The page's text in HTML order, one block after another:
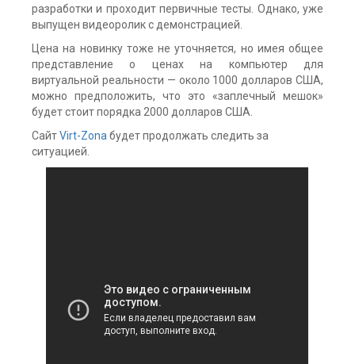
разработки и проходит первичные тесты. Однако, уже
выпущен видеоролик с демонстрацией.
Цена на новинку тоже не уточняется, но имея общее
представление о ценах на компьютер для
виртуальной реальности — около 1000 долларов США,
можно предположить, что это «заплечный мешок»
будет стоит порядка 2000 долларов США.
СайтVirt-Zona будет продолжать следить за
ситуацией.